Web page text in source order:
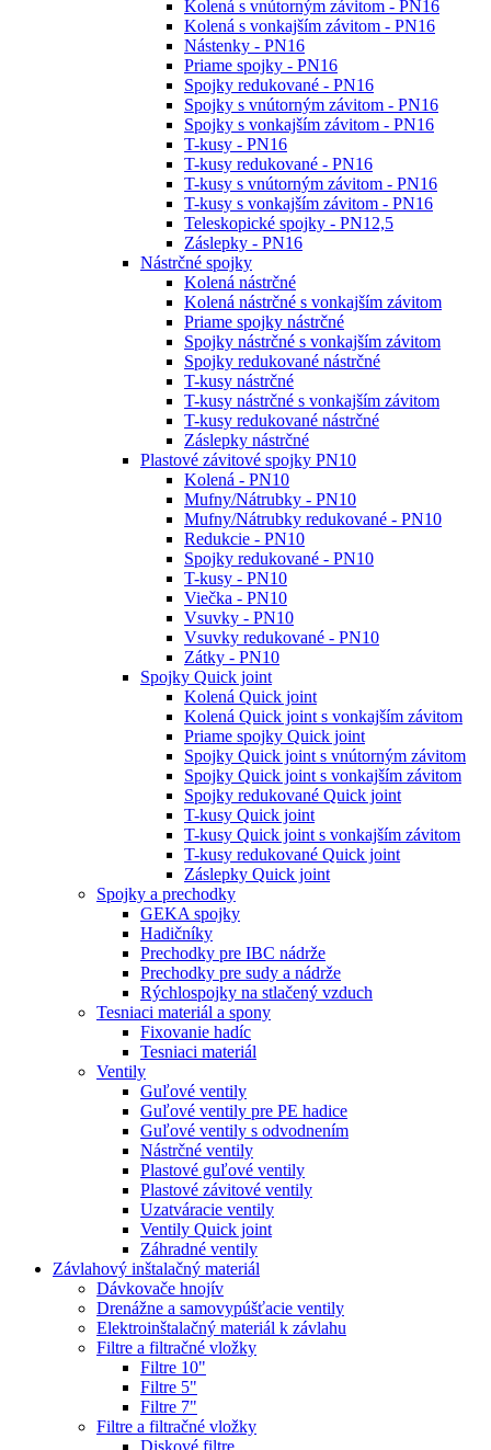
Kolená s vnútorným závitom - PN16
Kolená s vonkajším závitom - PN16
Nástenky - PN16
Priame spojky - PN16
Spojky redukované - PN16
Spojky s vnútorným závitom - PN16
Spojky s vonkajším závitom - PN16
T-kusy - PN16
T-kusy redukované - PN16
T-kusy s vnútorným závitom - PN16
T-kusy s vonkajším závitom - PN16
Teleskopické spojky - PN12,5
Záslepky - PN16
Nástrčné spojky
Kolená nástrčné
Kolená nástrčné s vonkajším závitom
Priame spojky nástrčné
Spojky nástrčné s vonkajším závitom
Spojky redukované nástrčné
T-kusy nástrčné
T-kusy nástrčné s vonkajším závitom
T-kusy redukované nástrčné
Záslepky nástrčné
Plastové závitové spojky PN10
Kolená - PN10
Mufny/Nátrubky - PN10
Mufny/Nátrubky redukované - PN10
Redukcie - PN10
Spojky redukované - PN10
T-kusy - PN10
Viečka - PN10
Vsuvky - PN10
Vsuvky redukované - PN10
Zátky - PN10
Spojky Quick joint
Kolená Quick joint
Kolená Quick joint s vonkajším závitom
Priame spojky Quick joint
Spojky Quick joint s vnútorným závitom
Spojky Quick joint s vonkajším závitom
Spojky redukované Quick joint
T-kusy Quick joint
T-kusy Quick joint s vonkajším závitom
T-kusy redukované Quick joint
Záslepky Quick joint
Spojky a prechodky
GEKA spojky
Hadičníky
Prechodky pre IBC nádrže
Prechodky pre sudy a nádrže
Rýchlospojky na stlačený vzduch
Tesniaci materiál a spony
Fixovanie hadíc
Tesniaci materiál
Ventily
Guľové ventily
Guľové ventily pre PE hadice
Guľové ventily s odvodnením
Nástrčné ventily
Plastové guľové ventily
Plastové závitové ventily
Uzatváracie ventily
Ventily Quick joint
Záhradné ventily
Závlahový inštalačný materiál
Dávkovače hnojív
Drenážne a samovypúšťacie ventily
Elektroinštalačný materiál k závlahu
Filtre a filtračné vložky
Filtre 10"
Filtre 5"
Filtre 7"
Filtre a filtračné vložky
Diskové filtre